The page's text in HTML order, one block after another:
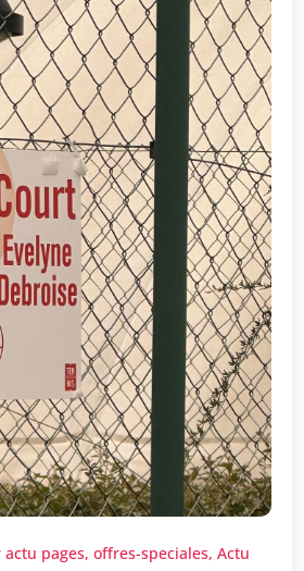
pages,offres-speciales,Actu